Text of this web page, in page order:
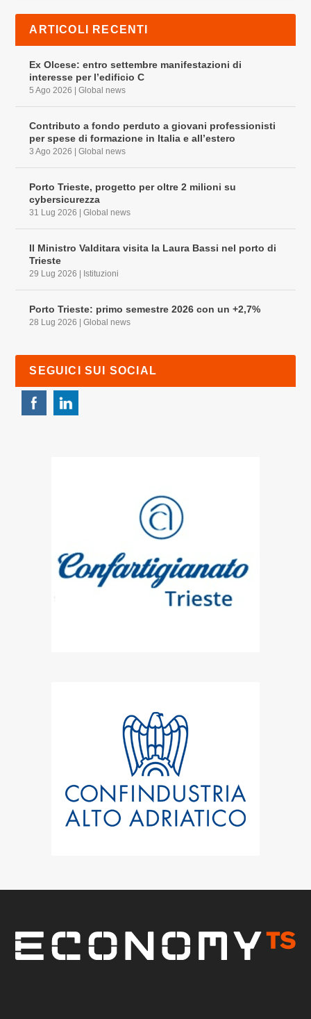
ARTICOLI RECENTI
Ex Olcese: entro settembre manifestazioni di
interesse per l’edificio C
5 Ago 2026 |Global news
Contributo a fondo perduto a giovani professionisti
per spese di formazione in Italia e all’estero
3 Ago 2026 |Global news
Porto Trieste, progetto per oltre 2 milioni su
cybersicurezza
31 Lug 2026 |Global news
Il Ministro Valditara visita la Laura Bassi nel porto di
Trieste
29 Lug 2026 Istituzioni
Porto Trieste: primo semestre 2026 con un +2,7%
28 Lug 2026 |Global news
SEGUICI SUI SOCIAL